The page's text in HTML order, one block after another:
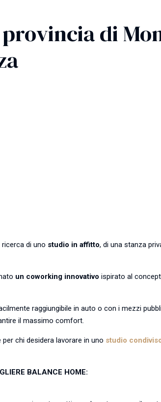
di
ricerca di uno studio in affitto, di una stanza
un coworking innovativo ispirato al
raggiungibile in auto o con i mezzi
il massimo comfort.
per chi desidera lavorare in uno studio
BALANCE HOME: